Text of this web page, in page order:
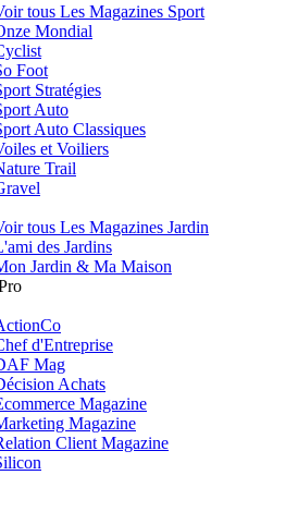
tous Les Magazines Sport
Mondial
Foot
Stratégies
Auto
Auto Classiques
et Voiliers
Trail
tous Les Magazines Jardin
des Jardins
Jardin & Ma Maison
d'Entreprise
Mag
Achats
Magazine
Magazine
Client Magazine